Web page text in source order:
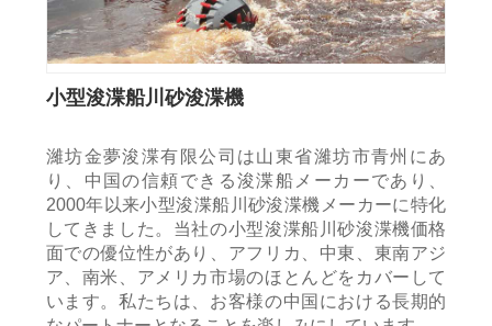
小型浚渫船川砂浚渫機
濰坊金夢浚渫有限公司は山東省濰坊市青州にあ
り、中国の信頼できる浚渫船メーカーであり、
2000年以来小型浚渫船川砂浚渫機メーカーに特化
してきました。当社の小型浚渫船川砂浚渫機価格
面での優位性があり、アフリカ、中東、東南アジ
ア、南米、アメリカ市場のほとんどをカバーして
います。私たちは、お客様の中国における長期的